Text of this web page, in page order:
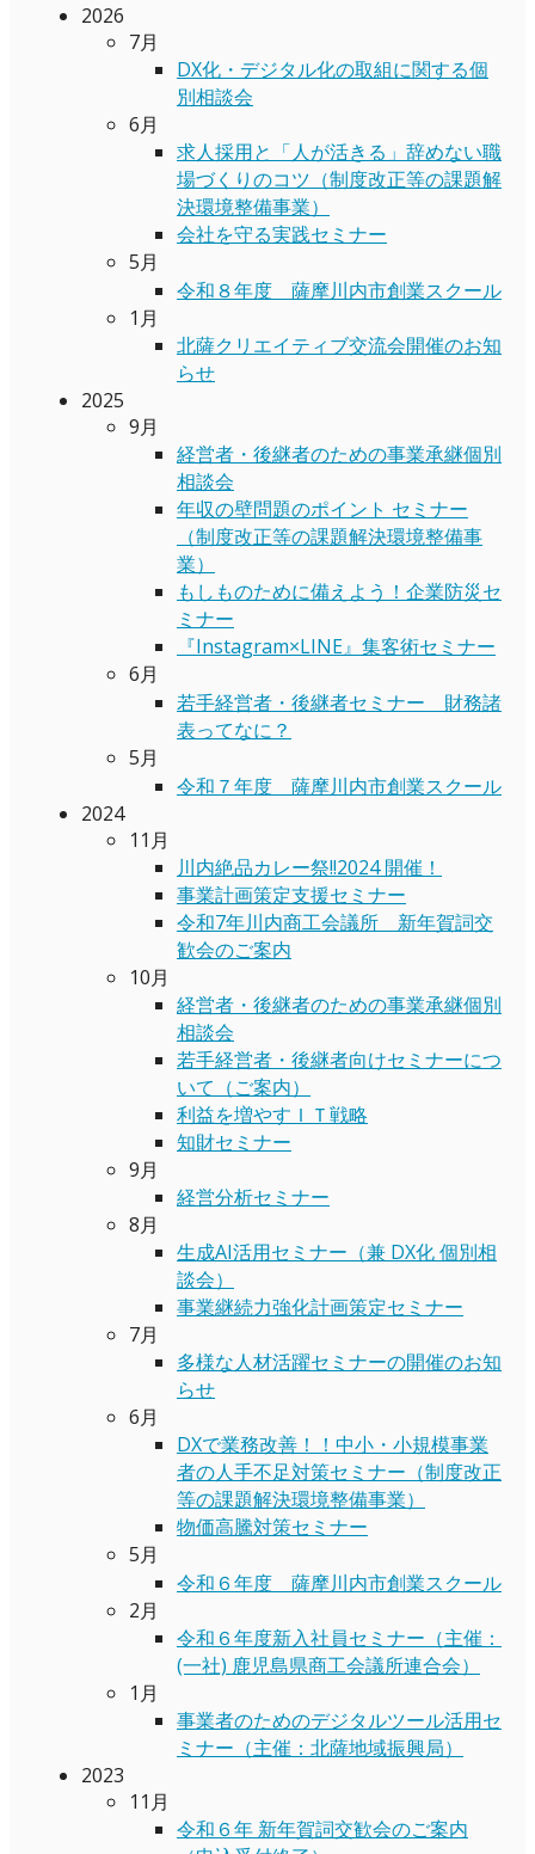
2026
7月
DX化・デジタル化の取組に関する個
別相談会
6月
求人採用と「人が活きる」辞めない職
場づくりのコツ（制度改正等の課題解
決環境整備事業）
会社を守る実践セミナー
5月
令和８年度 薩摩川内市創業スクール
1月
北薩クリエイティブ交流会開催のお知
らせ
2025
9月
経営者・後継者のための事業承継個別
相談会
年収の壁問題のポイント セミナー
（制度改正等の課題解決環境整備事
業）
もしものために備えよう！企業防災セ
ミナー
『Instagram×LINE』集客術セミナー
6月
若手経営者・後継者セミナー 財務諸
表ってなに？
5月
令和７年度 薩摩川内市創業スクール
2024
11月
川内絶品カレー祭!!2024 開催！
事業計画策定支援セミナー
令和7年川内商工会議所 新年賀詞交
歓会のご案内
10月
経営者・後継者のための事業承継個別
相談会
若手経営者・後継者向けセミナーにつ
いて（ご案内）
利益を増やすＩＴ戦略
知財セミナー
9月
経営分析セミナー
8月
生成AI活用セミナー（兼 DX化 個別相
談会）
事業継続力強化計画策定セミナー
7月
多様な人材活躍セミナーの開催のお知
らせ
6月
DXで業務改善！！中小・小規模事業
者の人手不足対策セミナー（制度改正
等の課題解決環境整備事業）
物価高騰対策セミナー
5月
令和６年度 薩摩川内市創業スクール
2月
令和６年度新入社員セミナー（主催：
(一社) 鹿児島県商工会議所連合会）
1月
事業者のためのデジタルツール活用セ
ミナー（主催：北薩地域振興局）
2023
11月
令和６年 新年賀詞交歓会のご案内